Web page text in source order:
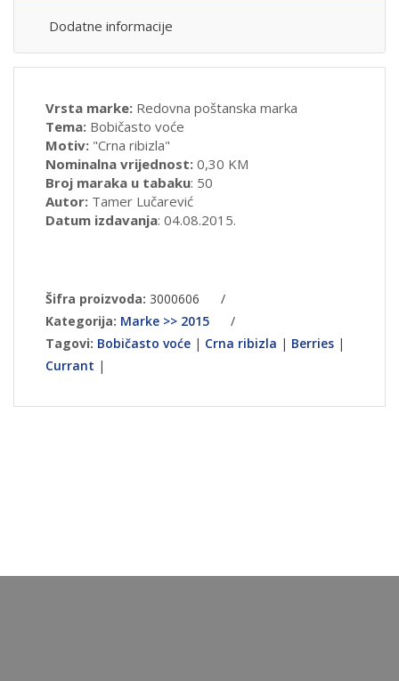
Dodatne informacije
Vrsta marke: Redovna poštanska marka
Tema: Bobičasto voće
Motiv: "Crna ribizla"
Nominalna vrijednost: 0,30 KM
Broj maraka u tabaku: 50
Autor: Tamer Lučarević
Datum izdavanja: 04.08.2015.
Šifra proizvoda: 3000606
/
Kategorija: Marke >> 2015
/
Tagovi: Bobičasto voće | Crna ribizla | Berries |
Currant |